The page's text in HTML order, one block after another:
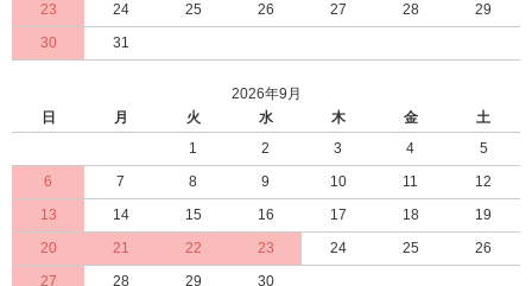
23
24 25 26 27 28
29
30
31
2026年9月
日
月 火 水 木 金
土
1
2 3 4
5
6
7 8 9 10 11
12
13
14 15 16 17 18
19
20
21 22 23 24 25
26
27
28 29 30